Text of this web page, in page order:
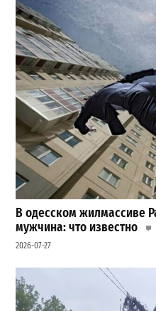
В одесском жилмассиве
мужчина: что известно
2026-07-27